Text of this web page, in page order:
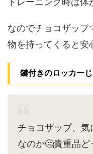
なのでチョコザップ
物を持ってくると安
鍵付きのロッカー
チョコザップ、
なのか🤔貴重品ど